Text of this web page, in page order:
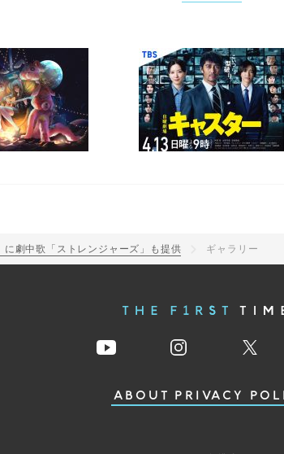
劇中歌「ストレンジャーズ」も提供 ギャラリー
ABOUT PRIVACY